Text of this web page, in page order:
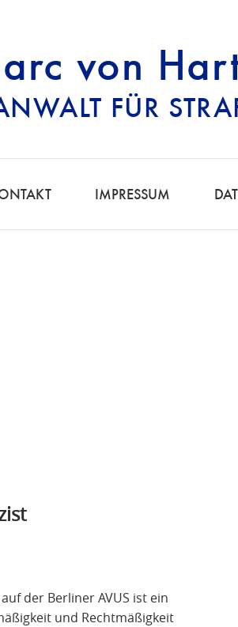
von
FÜR
IMPRESSUM
der Berliner AVUS ist ein
und Rechtmäßigkeit